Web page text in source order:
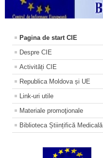
Pagina de start CIE
Despre CIE
Activități CIE
Republica Moldova și UE
Link-uri utile
Materiale promoţionale
Biblioteca Științifică Medicală